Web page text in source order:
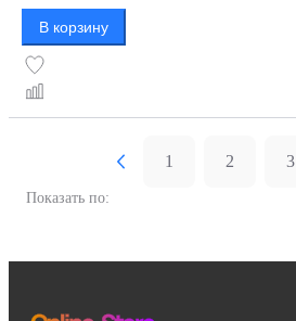
В корзину
1 2 3
Показать по: